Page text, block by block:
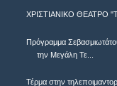
ΧΡΙΣΤΙΑΝΙΚΟ ΘΕΑΤΡΟ
Πρόγραμμα
την Μεγάλη Τε...
Τέρμα στην